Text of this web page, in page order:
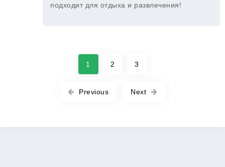
подходит для отдыха и развлечения!
Previous
1 2 3
Next